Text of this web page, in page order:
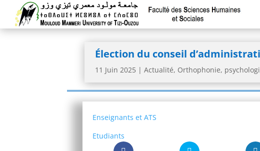
Élection du conseil
11 Juin 2025 |Actualité, Orthophonie,
Enseignants et ATS
Etudiants